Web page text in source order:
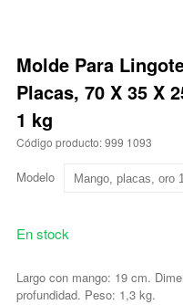
Molde Para
Placas, 70 X 35 X
1 kg
Código producto: 999 1093
Modelo
En stock
Largo con mango: 19 cm.
profundidad. Peso: 1,3 kg.